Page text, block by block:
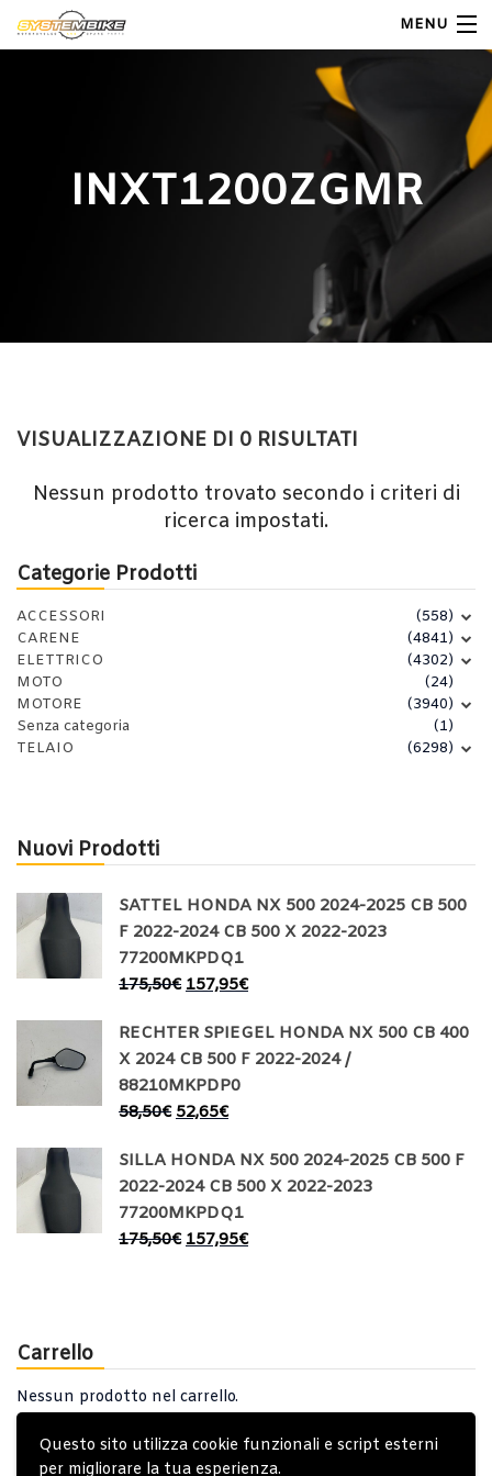
Questo sito utilizza cookie funzionali e script esterni
per migliorare la tua esperienza.
MENU
Shop MotoINXT1200ZGMR
Categorie Prodotti
ACCESSORI
(558)
CARENE
(4841)
ELETTRICO
(4302)
MOTO
(24)
MOTORE
(3940)
Senza categoria
(1)
TELAIO
(6298)
Nuovi Prodotti
SATTEL HONDA NX 500 2024-2025 CB 500
F 2022-2024 CB 500 X 2022-2023
77200MKPDQ1
175,50€ 157,95€
RECHTER SPIEGEL HONDA NX 500 CB 400
X 2024 CB 500 F 2022-2024 /
88210MKPDP0
58,50€ 52,65€
SILLA HONDA NX 500 2024-2025 CB 500 F
2022-2024 CB 500 X 2022-2023
77200MKPDQ1
175,50€ 157,95€
Carrello
Nessun prodotto nel carrello.
VISUALIZZAZIONE DI 0 RISULTATI
Nessun prodotto trovato secondo i criteri di
ricerca impostati.